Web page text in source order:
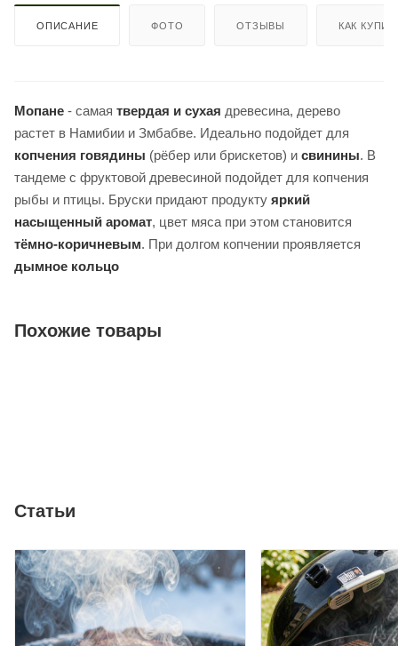
ОПИСАНИЕ ФОТО ОТЗЫВЫ КАК
Мопане - самая твердая и сухая древесина, дерево
растет в Намибии и Змбабве. Идеально подойдет для
копчения говядины (рёбер или брискетов) и свинины. В
тандеме с фруктовой древесиной подойдет для копчения
рыбы и птицы. Бруски придают продукту яркий
насыщенный аромат, цвет мяса при этом становится
тёмно-коричневым. При долгом копчении проявляется
дымное кольцо
Похожие товары
Статьи